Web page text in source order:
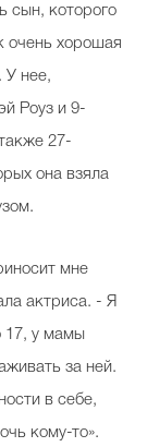
сын, которого
очень хорошая
У нее,
Роуз и 9-
27-
она взяла
мне
актриса. - Я
17, у мамы
за ней.
в себе,
кому-то».